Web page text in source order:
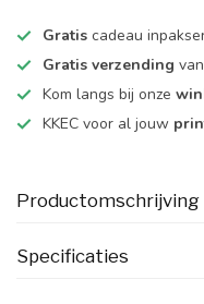
Gratis cadeau
Gratis verzending
Kom langs bij onze
KKEC voor al jouw
Productomschrijving
Specificaties